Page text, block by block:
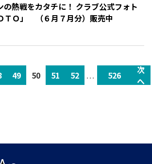
の熱戦をカタチに！ クラブ公式フォト
ＴＯ」 （６月７月分）販売中
49 50 51 52 ... 526
次
へ